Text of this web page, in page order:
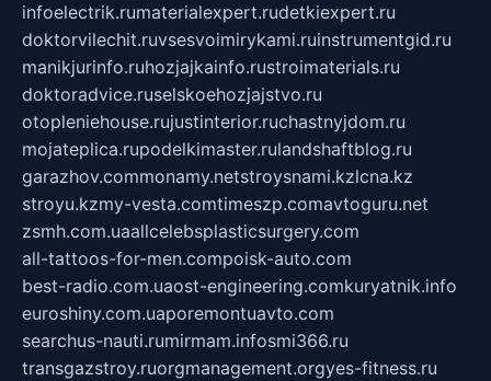
infoelectrik.rumaterialexpert.rudetkiexpert.ru
doktorvilechit.ruvsesvoimirykami.ruinstrumentgid.ru
manikjurinfo.ruhozjajkainfo.rustroimaterials.ru
doktoradvice.ruselskoehozjajstvo.ru
otopleniehouse.rujustinterior.ruchastnyjdom.ru
mojateplica.rupodelkimaster.rulandshaftblog.ru
garazhov.commonamy.netstroysnami.kzlcna.kz
stroyu.kzmy-vesta.comtimeszp.comavtoguru.net
zsmh.com.uaallcelebsplasticsurgery.com
all-tattoos-for-men.compoisk-auto.com
best-radio.com.uaost-engineering.comkuryatnik.info
euroshiny.com.uaporemontuavto.com
searchus-nauti.rumirmam.infosmi366.ru
transgazstroy.ruorgmanagement.orgyes-fitness.ru